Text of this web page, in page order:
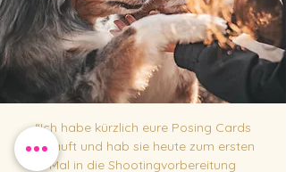
“Ich habe kürzlich eure Posing Cards
gekauft und hab sie heute zum ersten
Mal in die Shootingvorbereitung